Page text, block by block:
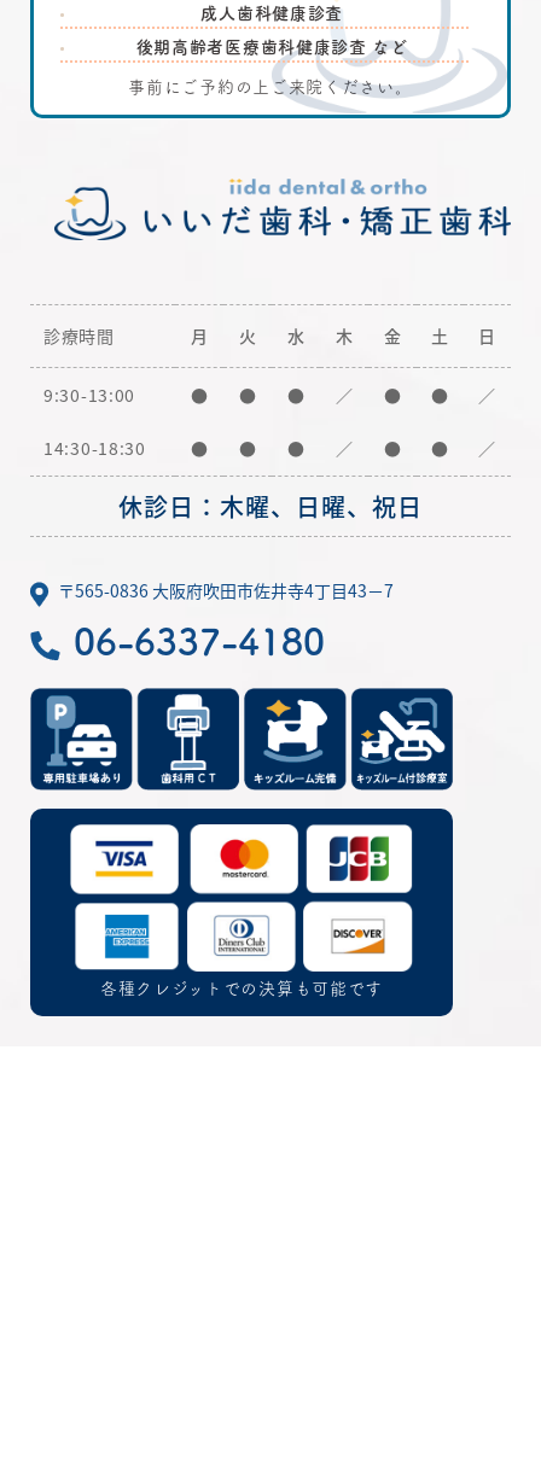
成人歯科健康診査
後期高齢者医療歯科健康診査 など
事前にご予約の上ご来院ください。
診療時間 月 火 水 木 金 土 日
9:30-13:00 ● ● ● ／ ● ● ／
14:30-18:30 ● ● ● ／ ● ● ／
休診日：木曜、日曜、祝日
〒565-0836 大阪府吹田市佐井寺4丁目43－7
06-6337-4180
各種クレジットでの決算も可能です